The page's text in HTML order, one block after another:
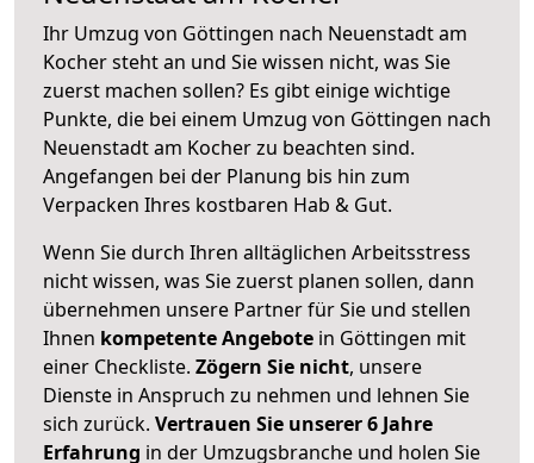
Ihr Umzug von Göttingen nach Neuenstadt am
Kocher steht an und Sie wissen nicht, was Sie
zuerst machen sollen? Es gibt einige wichtige
Punkte, die bei einem Umzug von Göttingen nach
Neuenstadt am Kocher zu beachten sind.
Angefangen bei der Planung bis hin zum
Verpacken Ihres kostbaren Hab & Gut.
Wenn Sie durch Ihren alltäglichen Arbeitsstress
nicht wissen, was Sie zuerst planen sollen, dann
übernehmen unsere Partner für Sie und stellen
Ihnen kompetente Angebote in Göttingen mit
einer Checkliste. Zögern Sie nicht, unsere
Dienste in Anspruch zu nehmen und lehnen Sie
sich zurück. Vertrauen Sie unserer 6 Jahre
Erfahrung in der Umzugsbranche und holen Sie